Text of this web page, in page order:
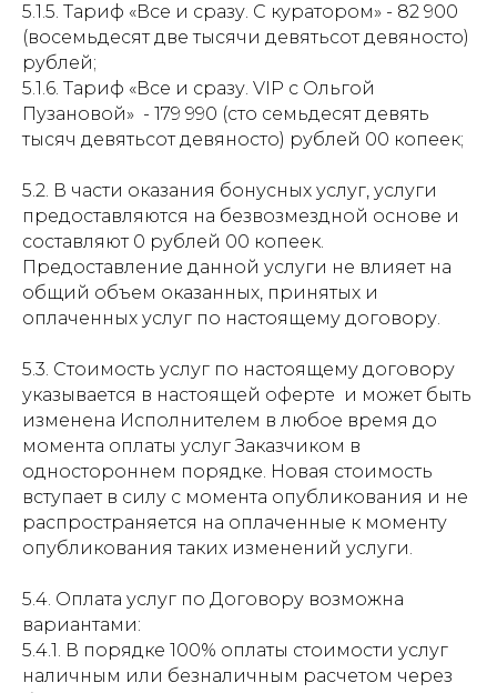
5.1.5. Тариф «Все и сразу. С куратором» - 82 900
(восемьдесят две тысячи девятьсот девяносто)
рублей;
5.1.6. Тариф «Все и сразу. VIP c Ольгой
Пузановой» - 179 990 (сто семьдесят девять
тысяч девятьсот девяносто) рублей 00 копеек;
5.2. В части оказания бонусных услуг, услуги
предоставляются на безвозмездной основе и
составляют 0 рублей 00 копеек.
Предоставление данной услуги не влияет на
общий объем оказанных, принятых и
оплаченных услуг по настоящему договору.
5.3. Стоимость услуг по настоящему договору
указывается в настоящей оферте и может быть
изменена Исполнителем в любое время до
момента оплаты услуг Заказчиком в
одностороннем порядке. Новая стоимость
вступает в силу с момента опубликования и не
распространяется на оплаченные к моменту
опубликования таких изменений услуги.
5.4. Оплата услуг по Договору возможна
вариантами:
5.4.1. В порядке 100% оплаты стоимости услуг
наличным или безналичным расчетом через